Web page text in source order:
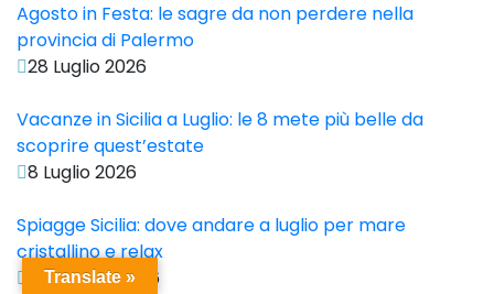
Agosto in Festa: le sagre da non perdere nella
provincia di Palermo
28 Luglio 2026
Vacanze in Sicilia a Luglio: le 8 mete più belle da
scoprire quest’estate
8 Luglio 2026
Spiagge Sicilia: dove andare a luglio per mare
cristallino e relax
25 Giugno 2026
Translate »